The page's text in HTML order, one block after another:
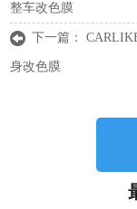
整车改色膜
下一篇：
身改色膜